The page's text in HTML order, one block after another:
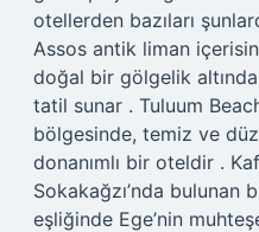
otellerden bazıları
Assos antik liman
doğal bir gölgelik
tatil sunar . Tuluum
bölgesinde, temiz ve
donanımlı bir oteldir .
Sokakağzı’nda bulunan
eşliğinde Ege’nin